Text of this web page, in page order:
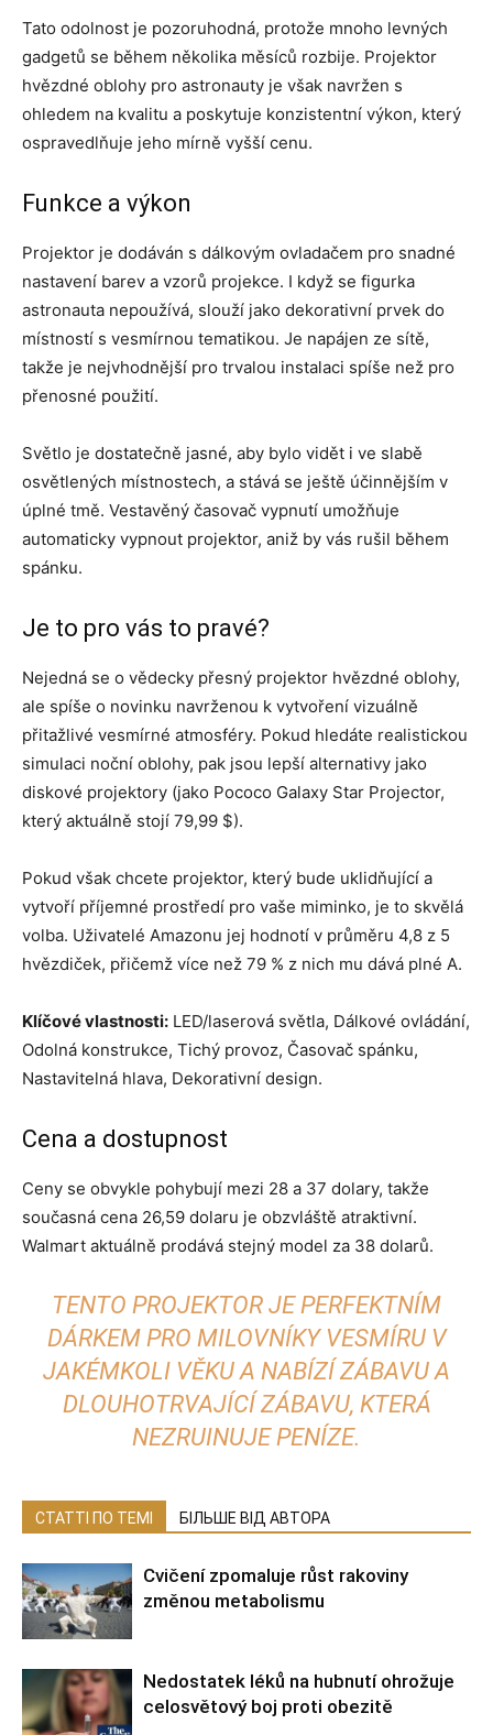
Tato odolnost je pozoruhodná, protože mnoho levných
gadgetů se během několika měsíců rozbije. Projektor
hvězdné oblohy pro astronauty je však navržen s
ohledem na kvalitu a poskytuje konzistentní výkon, který
ospravedlňuje jeho mírně vyšší cenu.
Funkce a výkon
Projektor je dodáván s dálkovým ovladačem pro snadné
nastavení barev a vzorů projekce. I když se figurka
astronauta nepoužívá, slouží jako dekorativní prvek do
místností s vesmírnou tematikou. Je napájen ze sítě,
takže je nejvhodnější pro trvalou instalaci spíše než pro
přenosné použití.
Světlo je dostatečně jasné, aby bylo vidět i ve slabě
osvětlených místnostech, a stává se ještě účinnějším v
úplné tmě. Vestavěný časovač vypnutí umožňuje
automaticky vypnout projektor, aniž by vás rušil během
spánku.
Je to pro vás to pravé?
Nejedná se o vědecky přesný projektor hvězdné oblohy,
ale spíše o novinku navrženou k vytvoření vizuálně
přitažlivé vesmírné atmosféry. Pokud hledáte realistickou
simulaci noční oblohy, pak jsou lepší alternativy jako
diskové projektory (jako Pococo Galaxy Star Projector,
který aktuálně stojí 79,99 $).
Pokud však chcete projektor, který bude uklidňující a
vytvoří příjemné prostředí pro vaše miminko, je to skvělá
volba. Uživatelé Amazonu jej hodnotí v průměru 4,8 z 5
hvězdiček, přičemž více než 79 % z nich mu dává plné A.
Klíčové vlastnosti: LED/laserová světla, Dálkové ovládání,
Odolná konstrukce, Tichý provoz, Časovač spánku,
Nastavitelná hlava, Dekorativní design.
Cena a dostupnost
Ceny se obvykle pohybují mezi 28 a 37 dolary, takže
současná cena 26,59 dolaru je obzvláště atraktivní.
Walmart aktuálně prodává stejný model za 38 dolarů.
TENTO PROJEKTOR JE PERFEKTNÍM
DÁRKEM PRO MILOVNÍKY VESMÍRU V
JAKÉMKOLI VĚKU A NABÍZÍ ZÁBAVU A
DLOUHOTRVAJÍCÍ ZÁBAVU, KTERÁ
NEZRUINUJE PENÍZE.
СТАТТІ ПО ТЕМІ БІЛЬШЕ ВІД АВТОРА
Cvičení zpomaluje růst rakoviny
změnou metabolismu
Nedostatek léků na hubnutí ohrožuje
celosvětový boj proti obezitě